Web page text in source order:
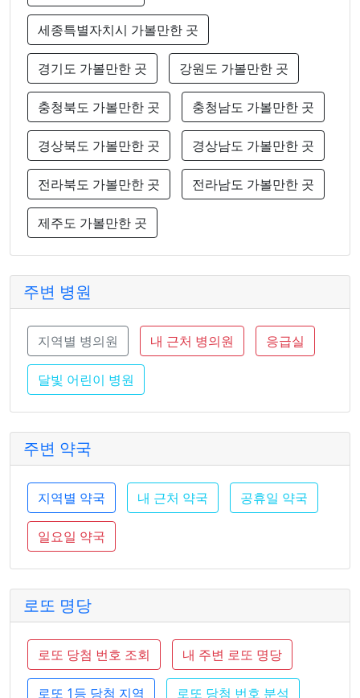
세종특별자치시 가볼만한 곳
경기도 가볼만한 곳 강원도 가볼만한 곳
충청북도 가볼만한 곳 충청남도 가볼만한 곳
경상북도 가볼만한 곳 경상남도 가볼만한 곳
전라북도 가볼만한 곳 전라남도 가볼만한 곳
제주도 가볼만한 곳
주변 병원
지역별 병의원 내 근처 병의원 응급실
달빛 어린이 병원
주변 약국
지역별 약국 내 근처 약국 공휴일 약국
일요일 약국
로또 명당
로또 당첨 번호 조회 내 주변 로또 명당
로또 1등 당첨 지역 로또 당첨 번호 분석